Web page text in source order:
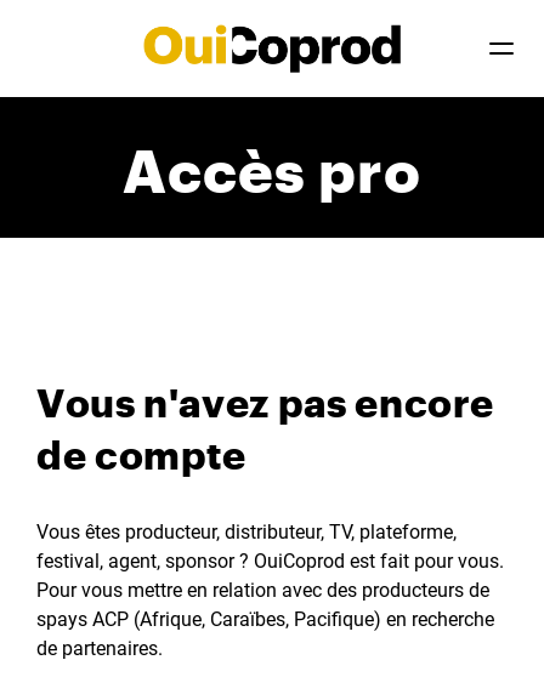
Accès pro
Vous n'avez pas encore
de compte
Vous êtes producteur, distributeur, TV, plateforme,
festival, agent, sponsor ? OuiCoprod est fait pour vous.
Pour vous mettre en relation avec des producteurs de
spays ACP (Afrique, Caraïbes, Pacifique) en recherche
de partenaires.